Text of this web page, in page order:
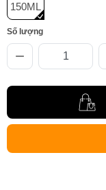
150ML
Số lượng